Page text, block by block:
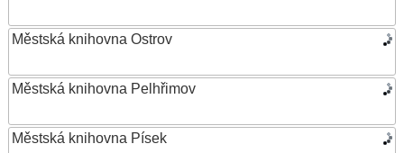
Městská knihovna Ostrov
Městská knihovna Pelhřimov
Městská knihovna Písek